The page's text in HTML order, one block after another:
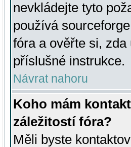
nevkládejte tyto
používá
fóra a ověřte si,
příslušné instrukce.
Návrat nahoru
Koho mám
záležitostí fóra?
Měli byste